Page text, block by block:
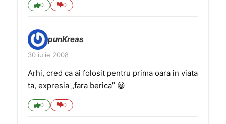
0 0
punKreas
30 iulie 2008
Arhi, cred ca ai folosit pentru prima oara in viata
ta, expresia „fara berica” 😀
0 0